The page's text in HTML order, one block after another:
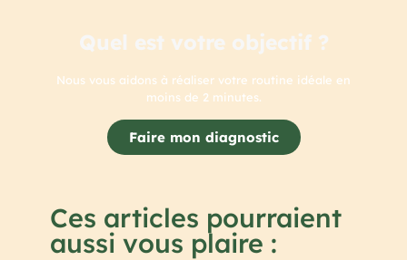
Quel est votre objectif ?
Nous vous aidons à réaliser votre routine idéale en
moins de 2 minutes.
Faire mon diagnostic
Ces articles pourraient
aussi vous plaire :